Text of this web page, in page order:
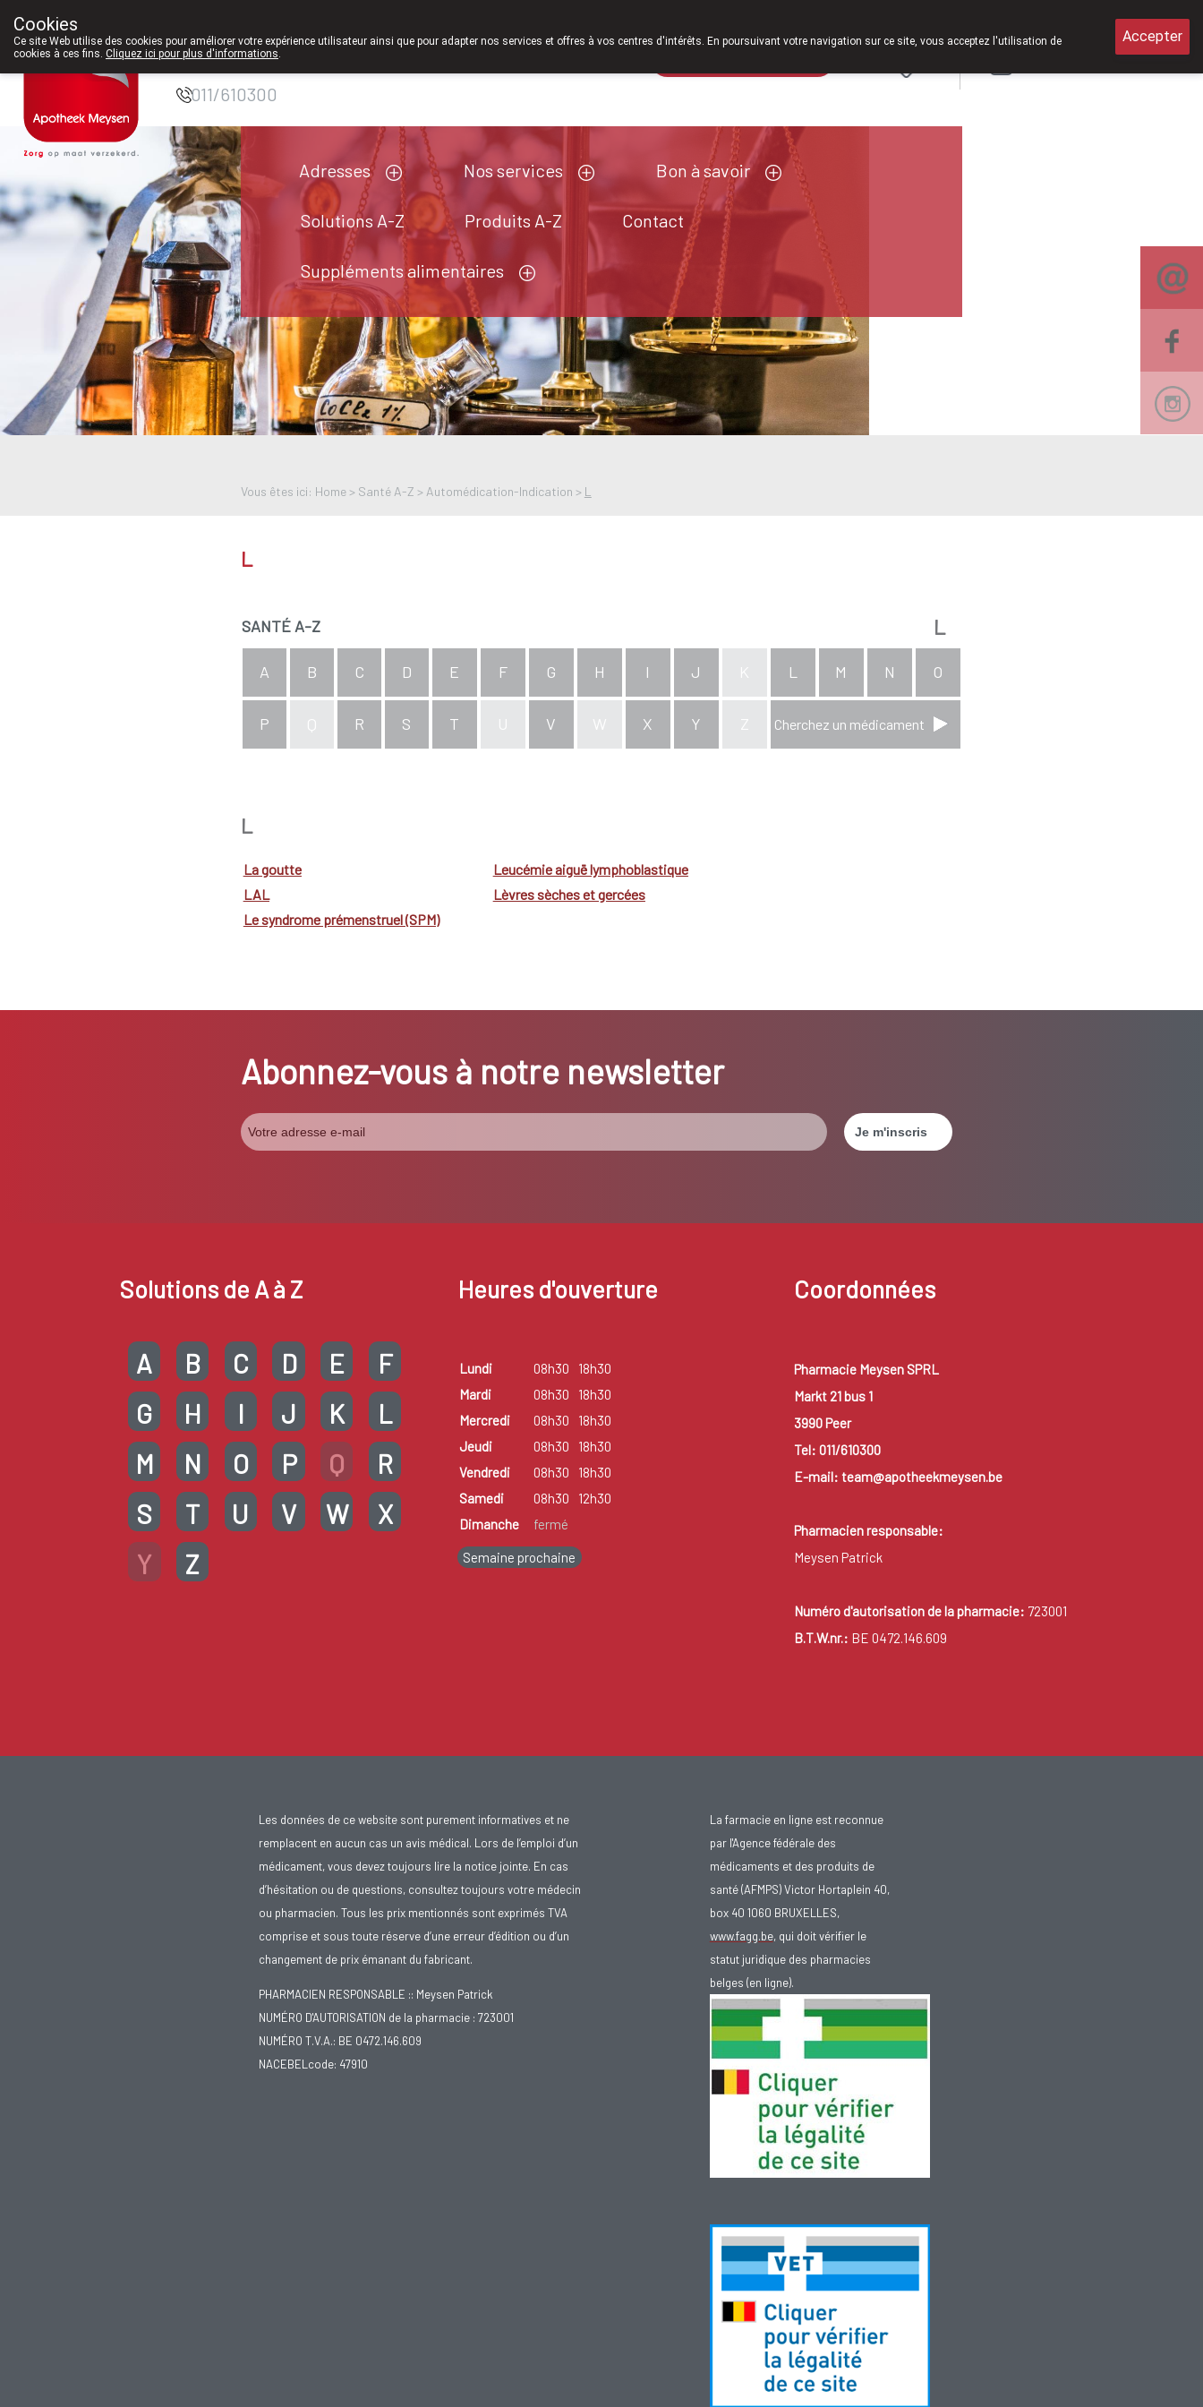
Pharmacie Meysen
SPRL
011/610300
Adresses Nos services Bon à savoir
Solutions A-Z Produits A-Z Contact
Suppléments alimentaires
Vous êtes ici: Home > Santé A-Z > Automédication-Indication > L
L
SANTÉ A-Z L
A B C D E F G H I J K L M N O
P Q R S T U V W X Y Z Cherchez un médicament
L
La goutte
LAL
Le syndrome prémenstruel (SPM)
Leucémie aiguë lymphoblastique
Lèvres sèches et gercées
Abonnez-vous à notre newsletter
Solutions de A à Z
A B C D E
F
G
H I J K
L
M
N O P Q
R
S
T U V W
X
Y
Z
Heures d'ouverture
Lundi 08h30
18h30
Mardi
08h30
18h30
Mercredi
08h30
18h30
Jeudi
08h30
18h30
Vendredi
08h30
18h30
Samedi
08h30
12h30
Dimanche
fermé
Semaine prochaine
Coordonnées
Pharmacie Meysen SPRL
Markt 21 bus 1
3990 Peer
Tel: 011/610300
E-mail: team@apotheekmeysen.be
Pharmacien responsable:
Meysen Patrick
Numéro d'autorisation de la pharmacie: 723001
B.T.W.nr.: BE 0472.146.609
Les données de ce website sont purement informatives et ne
remplacent en aucun cas un avis médical. Lors de l’emploi d’un
médicament, vous devez toujours lire la notice jointe. En cas
d’hésitation ou de questions, consultez toujours votre médecin
ou pharmacien. Tous les prix mentionnés sont exprimés TVA
comprise et sous toute réserve d’une erreur d’édition ou d’un
changement de prix émanant du fabricant.
PHARMACIEN RESPONSABLE :: Meysen Patrick
NUMÉRO D'AUTORISATION de la pharmacie : 723001
NUMÉRO T.V.A.: BE 0472.146.609
NACEBELcode: 47910
La farmacie en ligne est reconnue
par l'Agence fédérale des
médicaments et des produits de
santé (AFMPS) Victor Hortaplein 40,
box 40 1060 BRUXELLES,
www.fagg.be, qui doit vérifier le
statut juridique des pharmacies
belges (en ligne).
Cookies
Ce site Web utilise des cookies pour améliorer votre expérience utilisateur ainsi que pour adapter nos services et offres à vos centres d'intérêts. En poursuivant votre navigation sur ce site, vous acceptez l'utilisation de
cookies à ces fins. Cliquez ici pour plus d'informations.
Accepter